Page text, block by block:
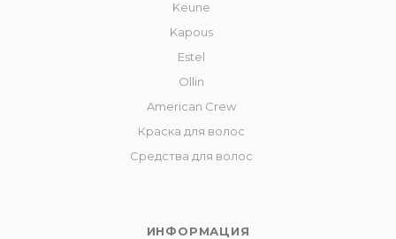
Keune
Kapous
Estel
Ollin
American Crew
Краска для волос
Средства для волос
ИНФОРМАЦИЯ